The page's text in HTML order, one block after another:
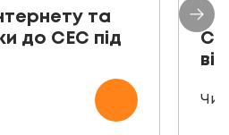
та
до СЕС під